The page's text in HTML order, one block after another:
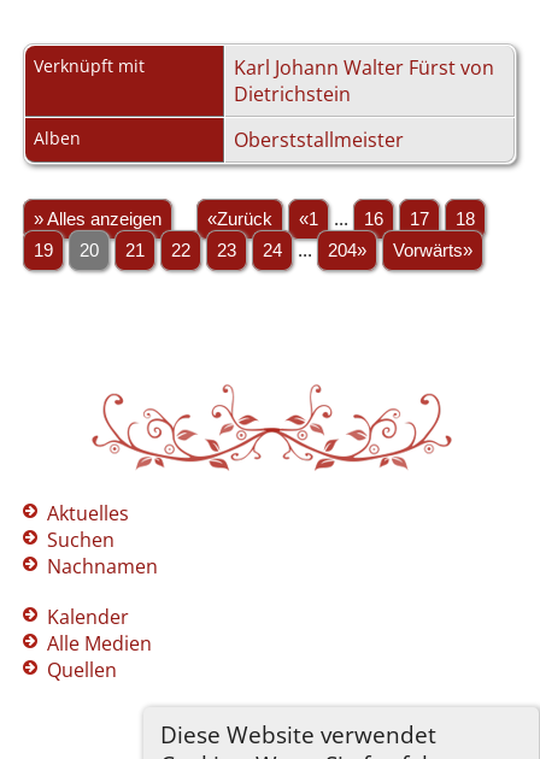
Diese Website verwendet
Verknüpft mit
Karl Johann Walter Fürst von
Dietrichstein
Alben Oberststallmeister
» Alles anzeigen «Zurück «1 ... 16 17
18
19
20 21 22 23 24 ... 204» Vorwärts»
Aktuelles
Suchen
Nachnamen
Kalender
Alle Medien
Quellen